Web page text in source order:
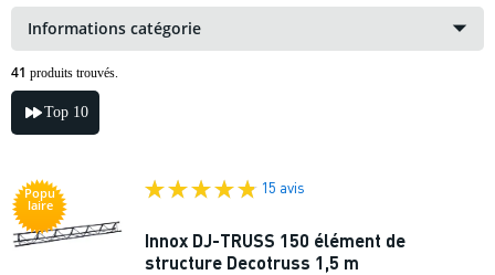
Informations catégorie
41 produits trouvés.
Top 10
Popu
laire
15 avis
Innox DJ-TRUSS 150 élément de
structure Decotruss 1,5 m